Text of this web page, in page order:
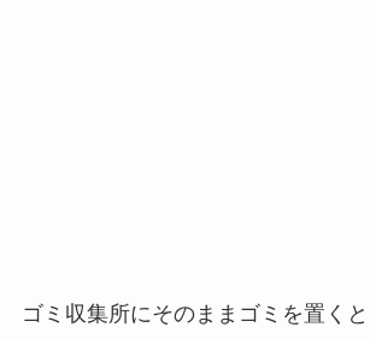
ゴミ収集所にそのままゴミを置く